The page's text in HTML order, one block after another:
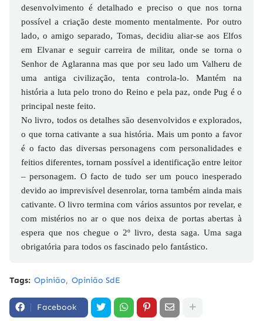
desenvolvimento é detalhado e preciso o que nos torna
possível a criação deste momento mentalmente. Por outro
lado, o amigo separado, Tomas, decidiu aliar-se aos Elfos
em Elvanar e seguir carreira de militar, onde se torna o
Senhor de Aglaranna mas que por seu lado um Valheru de
uma antiga civilização, tenta controla-lo. Mantém na
história a luta pelo trono do Reino e pela paz, onde Pug é o
principal neste feito.
No livro, todos os detalhes são desenvolvidos e explorados,
o que torna cativante a sua história. Mais um ponto a favor
é o facto das diversas personagens com personalidades e
feitios diferentes, tornam possível a identificação entre leitor
– personagem. O facto de tudo ser um pouco inesperado
devido ao imprevisível desenrolar, torna também ainda mais
cativante. O livro termina com vários assuntos por revelar, e
com mistérios no ar o que nos deixa de portas abertas à
espera que nos chegue o 2º livro, desta saga. Uma saga
obrigatória para todos os fascinado pelo fantástico.
Tags: Opinião Opinião SdE
Facebook